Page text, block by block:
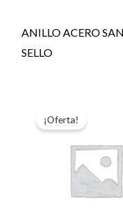
ANILLO ACERO
SELLO
¡Oferta!